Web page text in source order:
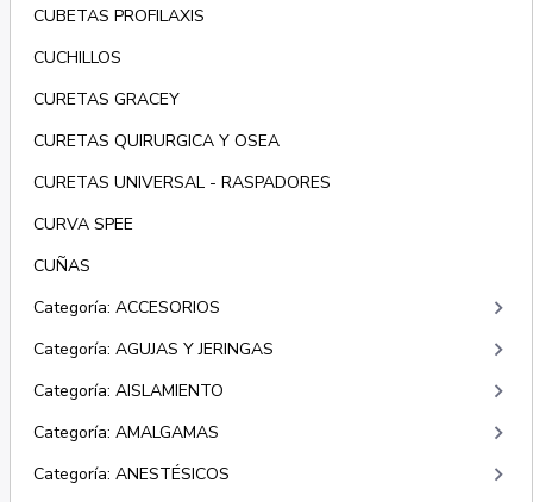
CUBETAS PROFILAXIS
CUCHILLOS
CURETAS GRACEY
CURETAS QUIRURGICA Y OSEA
CURETAS UNIVERSAL - RASPADORES
CURVA SPEE
CUÑAS
Categoría: ACCESORIOS
keyboard_arrow_right
Categoría: AGUJAS Y JERINGAS keyboard_arrow_right
Categoría: AISLAMIENTO keyboard_arrow_right
Categoría: AMALGAMAS keyboard_arrow_right
Categoría: ANESTÉSICOS keyboard_arrow_right